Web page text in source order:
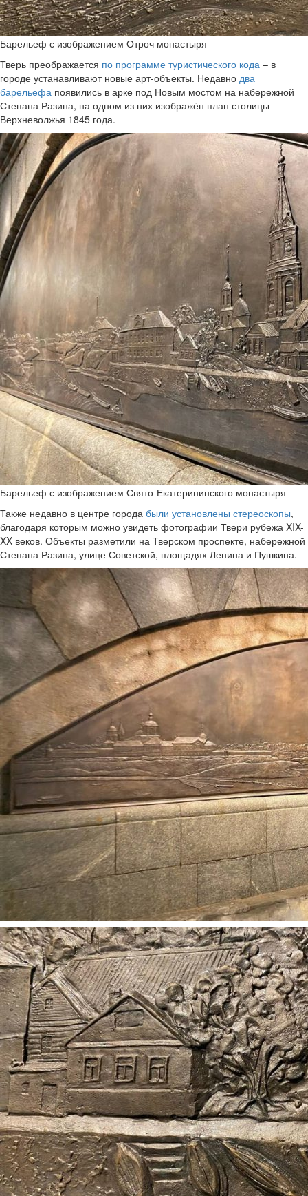
Барельеф с изображением Отроч монастыря
Тверь преображается по программе туристического кода – в
городе устанавливают новые арт-объекты. Недавно два
барельефа появились в арке под Новым мостом на набережной
Степана Разина, на одном из них изображён план столицы
Верхневолжья 1845 года.
Барельеф с изображением Свято-Екатерининского монастыря
Также недавно в центре города были установлены стереоскопы,
благодаря которым можно увидеть фотографии Твери рубежа XIX-
XX веков. Объекты разметили на Тверском проспекте, набережной
Степана Разина, улице Советской, площадях Ленина и Пушкина.